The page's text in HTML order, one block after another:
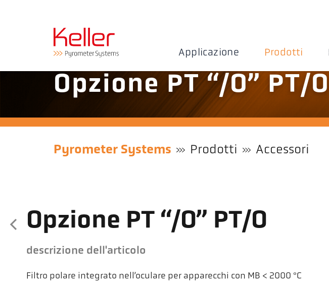
Applicazione Prodotti
Opzione PT “/O” PT/O
Pyrometer Systems Prodotti Accessori
Opzione PT “/O” PT/O
descrizione dell'articolo
Filtro polare integrato nell’oculare per apparecchi con MB < 2000 °C